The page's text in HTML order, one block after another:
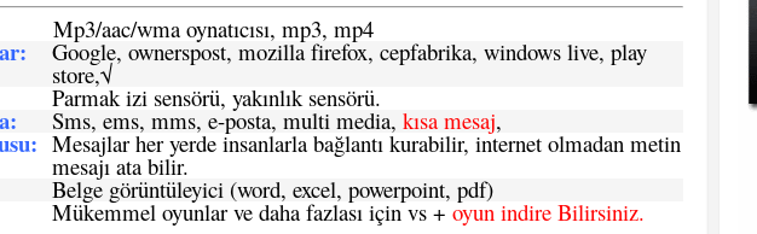
Mp3/aac/wma oynatıcısı, mp3, mp4
Google, ownerspost, mozilla firefox, cepfabrika, windows live, play
store,√
Parmak izi sensörü, yakınlık sensörü.
: Sms, ems, mms, e-posta, multi media, kısa mesaj,
Mesajlar her yerde insanlarla bağlantı kurabilir, internet olmadan metin
mesajı ata bilir.
Belge görüntüleyici (word, excel, powerpoint, pdf)
Mükemmel oyunlar ve daha fazlası için vs +oyun indire Bilirsiniz.